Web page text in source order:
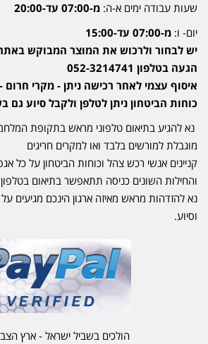
שעות עבודה ימים א-ה: מ-07:00 עד-20:00
יום- ו: מ-07:00 עד-15:00
יש לבחור ולרכוש את המוצר המבוקש
הגעה בטלפון 052-3214741
איסוף עצמי לאחר רכישה ניתן - מקרי
כוחות הביטחון ניתן לטלפן ולקבל סיוע גם
נא להגיע בתיאום טלפוני מראש בתקופת
מוגבלת למורשים בלבד ואו למקרים חריגים
קניינים אנשי רכש צהל וכוחות הביטחון על כל
והחילות השונים כניסה תתאפשר בתיאום בטלפון
נא להזדהות מראש מאיזה ארגון הינכם מגיעים
וסיוע.
הולכים בשביל ישראל - ארץ